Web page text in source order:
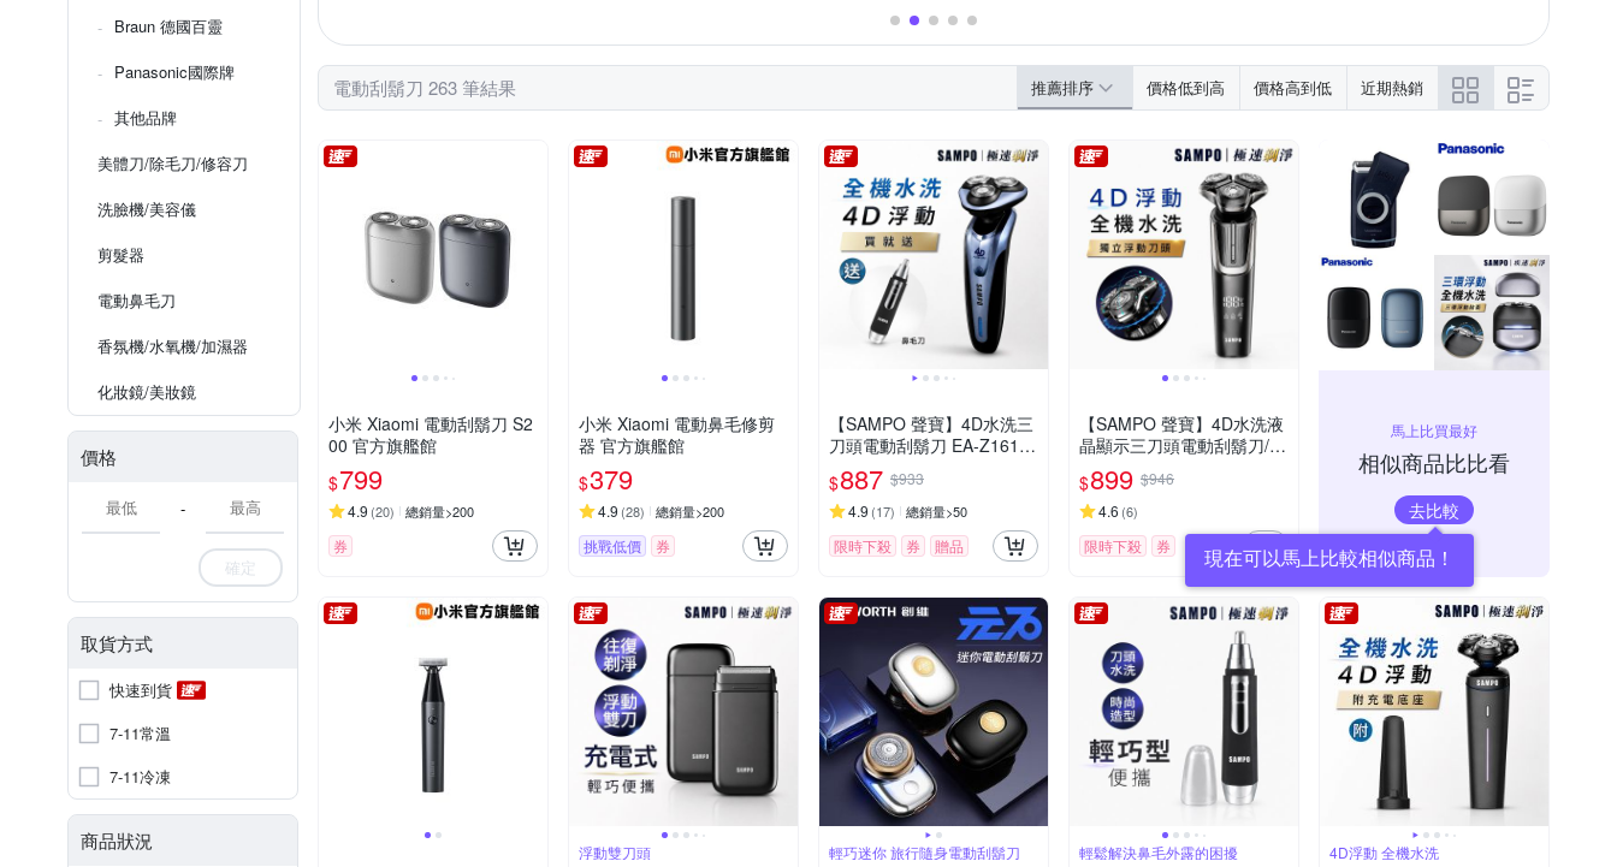
Braun 德國百靈
Panasonic國際牌
其他品牌
美體刀/除毛刀/修容刀
洗臉機/美容儀
剪髮器
電動鼻毛刀
香氛機/水氧機/加濕器
化妝鏡/美妝鏡
價格
-
確定
取貨方式
快速到貨
7-11常溫
7-11冷凍
商品狀況
電動刮鬍刀 263 筆結果 推薦排序 價格低到高 價格高到低 近期熱銷
小米 Xiaomi 電動刮鬍刀 S2
00 官方旗艦館
$799
4.9 (20) 總銷量>200
券
小米 Xiaomi 電動鼻毛修剪
器 官方旗艦館
$379
4.9 (28) 總銷量>200
挑戰低價 券
【SAMPO 聲寶】4D水洗三
刀頭電動刮鬍刀 EA-Z1613
WL(電鬍刀/修容刀)
$887 $933
4.9 (17) 總銷量>50
限時下殺 券 贈品
【SAMPO 聲寶】4D水洗液
晶顯示三刀頭電動刮鬍刀/電
鬍刀(EA-Z2432WL)
$899 $946
4.6 (6)
限時下殺 券
馬上比買最好
相似商品比比看
去比較
現在可以馬上比較相似商品！
浮動雙刀頭 輕巧迷你 旅行隨身電動刮鬍刀 輕鬆解決鼻毛外露的困擾 4D浮動 全機水洗